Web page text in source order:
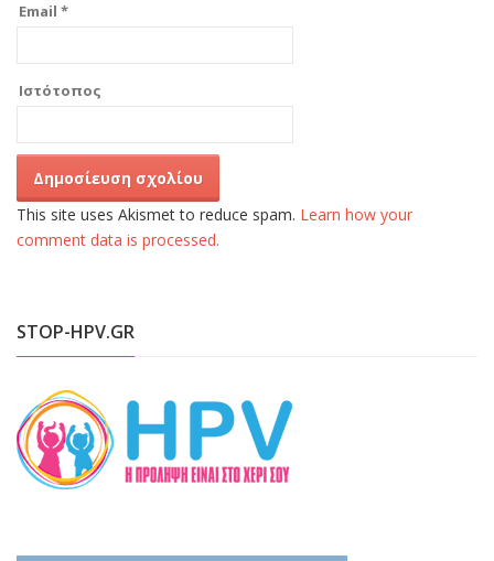
Email *
Ιστότοπος
This site uses Akismet to reduce spam. Learn how your
comment data is processed.
STOP-HPV.GR